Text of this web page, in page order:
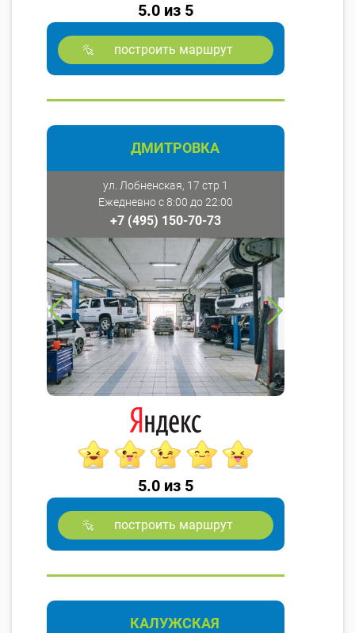
5.0 из 5
построить маршрут
ДМИТРОВКА
ул. Лобненская, 17 стр 1
Ежедневно с 8:00 до 22:00
+7 (495) 150-70-73
5.0 из 5
построить маршрут
КАЛУЖСКАЯ